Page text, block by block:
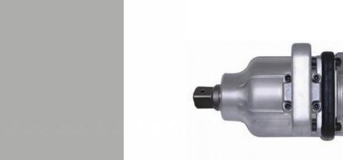
пневматические
KAWASAKI Гайковерт пневматический KAWASAKI KPT-50SH-2
KAWASAKI KPT-